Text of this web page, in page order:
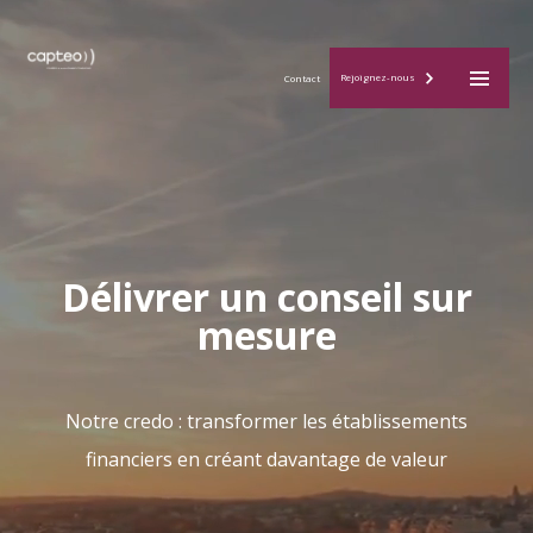
Contact Rejoignez-nous M
u
Délivrer un conseil sur
mesure
Notre credo : transformer les établissements
financiers en créant davantage de valeur